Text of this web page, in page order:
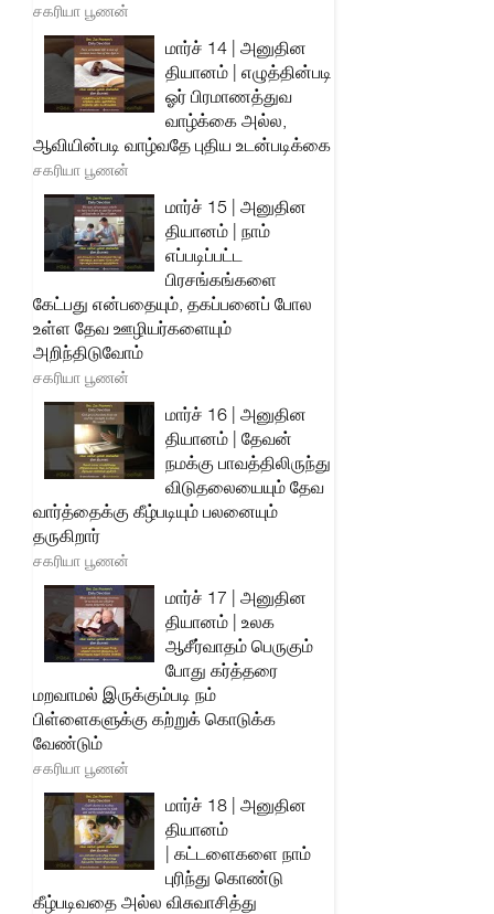
சகரியா பூணன்
மார்ச் 14 | அனுதின
தியானம் | எழுத்தின்படி
ஓர் பிரமாணத்துவ
வாழ்க்கை அல்ல,
ஆவியின்படி வாழ்வதே புதிய உடன்படிக்கை
சகரியா பூணன்
மார்ச் 15 | அனுதின
தியானம் | நாம்
எப்படிப்பட்ட
பிரசங்கங்களை
கேட்பது என்பதையும், தகப்பனைப் போல
உள்ள தேவ ஊழியர்களையும்
அறிந்திடுவோம்
சகரியா பூணன்
மார்ச் 16 | அனுதின
தியானம் | தேவன்
நமக்கு பாவத்திலிருந்து
விடுதலையையும் தேவ
வார்த்தைக்கு கீழ்படியும் பலனையும்
தருகிறார்
சகரியா பூணன்
மார்ச் 17 | அனுதின
தியானம் | உலக
ஆசீர்வாதம் பெருகும்
போது கர்த்தரை
மறவாமல் இருக்கும்படி நம்
பிள்ளைகளுக்கு கற்றுக் கொடுக்க
வேண்டும்
சகரியா பூணன்
மார்ச் 18 | அனுதின
தியானம்
| கட்டளைகளை நாம்
புரிந்து கொண்டு
கீழ்படிவதை அல்ல விசுவாசித்து